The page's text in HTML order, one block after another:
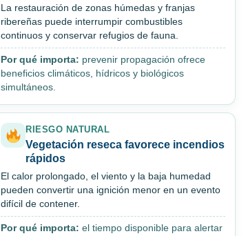
La restauración de zonas húmedas y franjas
ribereñas puede interrumpir combustibles
continuos y conservar refugios de fauna.
Por qué importa: prevenir propagación ofrece
beneficios climáticos, hídricos y biológicos
simultáneos.
RIESGO NATURAL
Vegetación reseca favorece incendios
rápidos
El calor prolongado, el viento y la baja humedad
pueden convertir una ignición menor en un evento
difícil de contener.
Por qué importa: el tiempo disponible para alertar